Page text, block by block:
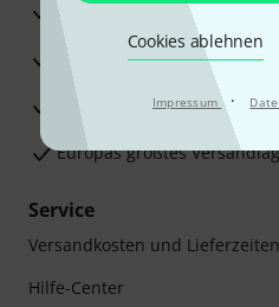
Cookies ablehnen
Impressum ·
Reparaturservice
Beratung durch
Zufriedenheitsgarantie
Europas größtes
Service
Versandkosten und Lieferzeiten
Hilfe-Center